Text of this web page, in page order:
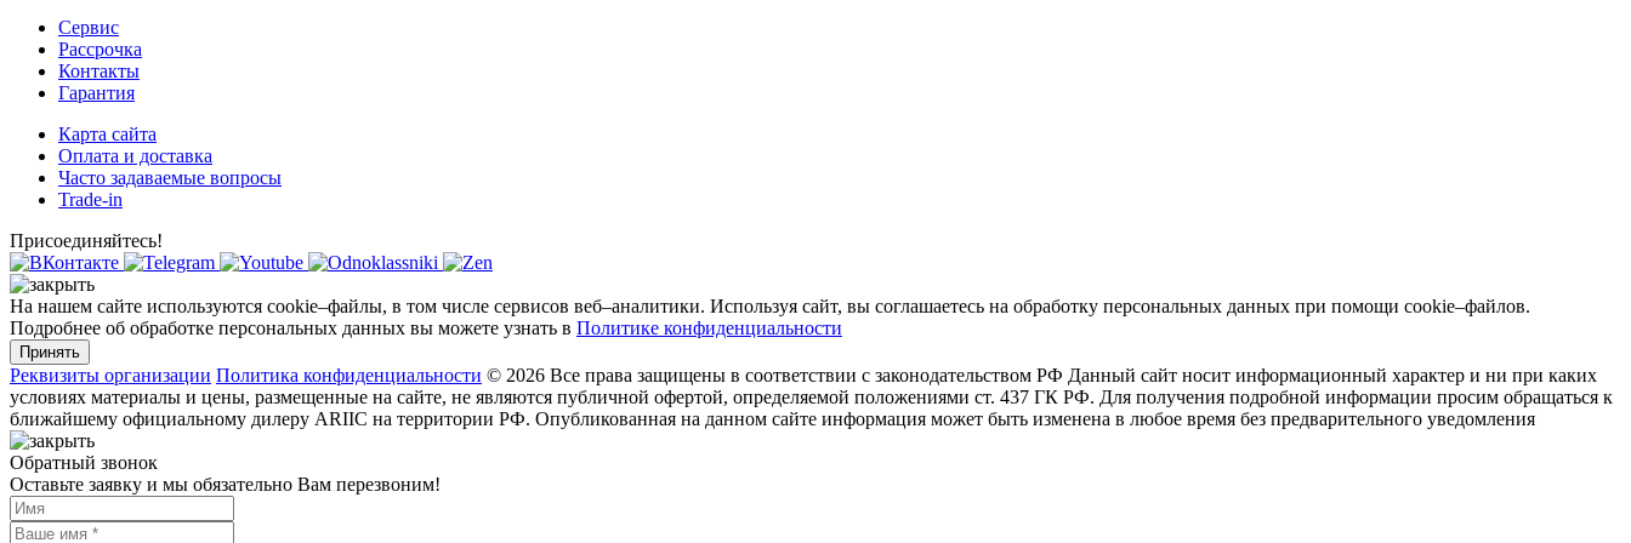
Сервис
Рассрочка
Контакты
Гарантия
Карта сайта
Оплата и доставка
Часто задаваемые вопросы
Trade-in
Присоединяйтесь!
На нашем сайте используются cookie–файлы, в том числе сервисов веб–аналитики. Используя сайт, вы соглашаетесь на обработку персональных данных при помощи cookie–файлов.
Подробнее об обработке персональных данных вы можете узнать в Политике конфиденциальности
Принять
Реквизиты организации Политика конфиденциальности © 2026 Все права защищены в соответствии с законодательством РФ Данный сайт носит информационный характер и ни при каких
условиях материалы и цены, размещенные на сайте, не являются публичной офертой, определяемой положениями ст. 437 ГК РФ. Для получения подробной информации просим обращаться к
ближайшему официальному дилеру ARIIC на территории РФ. Опубликованная на данном сайте информация может быть изменена в любое время без предварительного уведомления
Обратный звонок
Оставьте заявку и мы обязательно Вам перезвоним!